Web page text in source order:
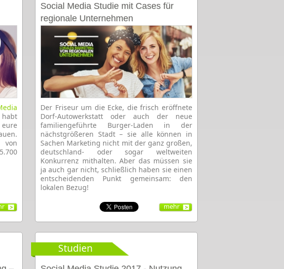
habt
von
Social Media Studie mit Cases für
regionale Unternehmen
Der Friseur um die Ecke, die frisch eröffnete
Dorf-Autowerkstatt oder auch der neue
familiengeführte Burger-Laden in der
nächstgrößeren Stadt – sie alle können in
Sachen Marketing nicht mit der ganz großen,
deutschland- oder sogar weltweiten
Konkurrenz mithalten. Aber das müssen sie
ja auch gar nicht, schließlich haben sie einen
entscheidenden Punkt gemeinsam: den
lokalen Bezug!
mehr
Studien